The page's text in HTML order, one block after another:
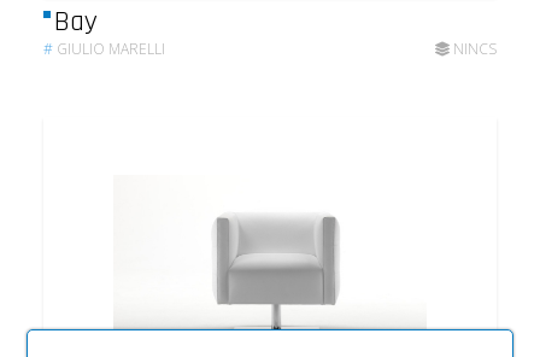
Bay
# GIULIO MARELLI NINCS